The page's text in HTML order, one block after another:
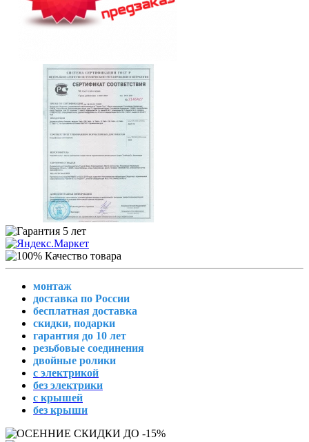
монтаж
доставка по России
бесплатная доставка
скидки, подарки
гарантия до 10 лет
резьбовые соединения
двойные ролики
с электрикой
без электрики
с крышей
без крыши